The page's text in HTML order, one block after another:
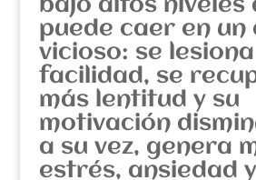
bajo altos niveles
puede caer en un
vicioso: se
facilidad, se
más lentitud y su
motivación
a su vez, genera
estrés, ansiedad